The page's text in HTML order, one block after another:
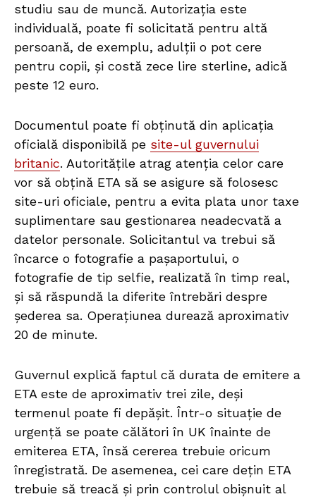
studiu sau de muncă. Autorizația este
individuală, poate fi solicitată pentru altă
persoană, de exemplu, adulții o pot cere
pentru copii, și costă zece lire sterline, adică
peste 12 euro.
Documentul poate fi obținută din aplicația
oficială disponibilă pe site-ul guvernului
britanic. Autoritățile atrag atenția celor care
vor să obțină ETA să se asigure să folosesc
site-uri oficiale, pentru a evita plata unor taxe
suplimentare sau gestionarea neadecvată a
datelor personale. Solicitantul va trebui să
încarce o fotografie a pașaportului, o
fotografie de tip selfie, realizată în timp real,
și să răspundă la diferite întrebări despre
șederea sa. Operațiunea durează aproximativ
20 de minute.
Guvernul explică faptul că durata de emitere a
ETA este de aproximativ trei zile, deși
termenul poate fi depășit. Într-o situație de
urgență se poate călători în UK înainte de
emiterea ETA, însă cererea trebuie oricum
înregistrată. De asemenea, cei care dețin ETA
trebuie să treacă și prin controlul obișnuit al